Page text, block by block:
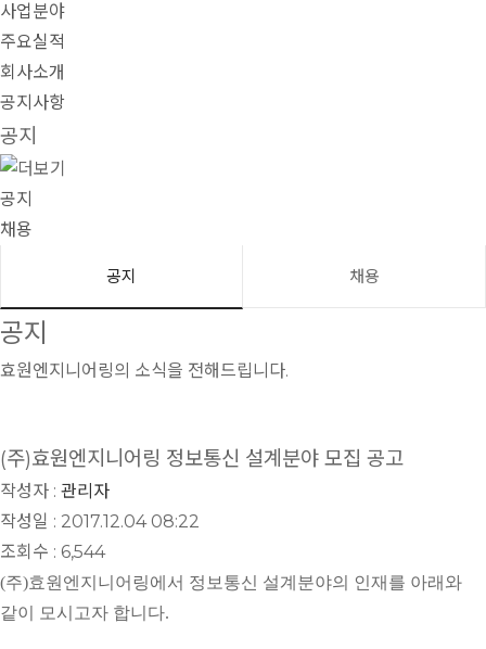
사업분야
주요실적
회사소개
공지사항
공지
공지
채용
공지 채용
공지
효원엔지니어링의 소식을 전해드립니다.
(주)효원엔지니어링 정보통신 설계분야 모집 공고
작성자 : 관리자
작성일 : 2017.12.04 08:22
조회수 : 6,544
​(주)효원엔지니어링에서 정보통신 설계분야의 인재를 아래와
같이 모시고자 합니다.